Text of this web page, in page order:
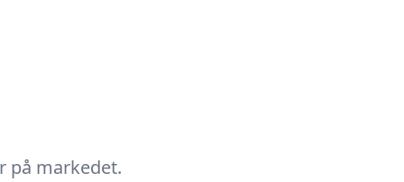
på markedet.